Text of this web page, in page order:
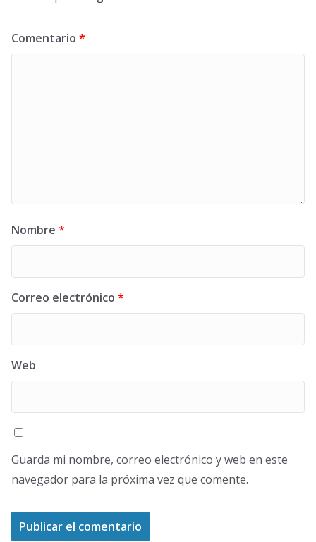
Comentario *
Nombre *
Correo electrónico *
Web
Guarda mi nombre, correo electrónico y web en este
navegador para la próxima vez que comente.